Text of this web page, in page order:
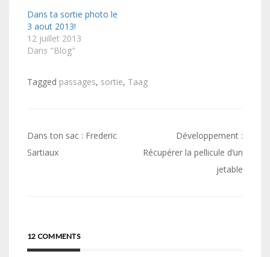
Dans ta sortie photo le
3 aout 2013!
12 juillet 2013
Dans "Blog"
Tagged passages, sortie, Taag
Navigation
de
Dans ton sac : Frederic
Sartiaux
Développement :
Récupérer la pellicule d’un
jetable
12 COMMENTS